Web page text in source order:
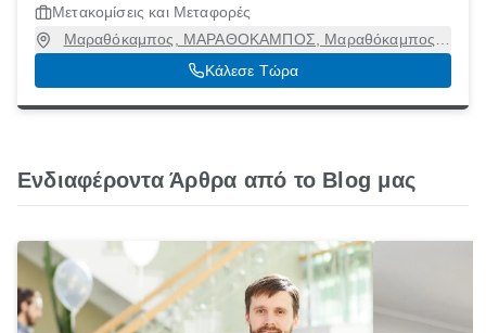
Μετακομίσεις και Μεταφορές
Μαραθόκαμπος, ΜΑΡΑΘΟΚΑΜΠΟΣ, Μαραθόκαμπος,
Σάμος, 83102
Κάλεσε Τώρα
Ενδιαφέροντα Άρθρα από το Blog μας